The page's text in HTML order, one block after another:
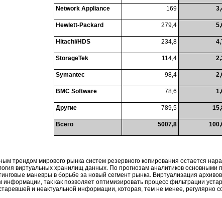
Network Appliance 169
Hewlett-Packard 279,4
Hitachi/HDS 234,8
StorageTek 114,4
Symantec 98,4
BMC Software 78,6
Другие 789,5
Всего 5007,8
трендом мирового рынка систем резервного копирования остается
виртуальных хранилищ данных. По прогнозам аналитиков основными
маневры в борьбе за новый сегмент рынка. Виртуализация
информации, так как позволяет оптимизировать процесс фильтрации
и неактуальной информации, которая, тем не менее, регулярно